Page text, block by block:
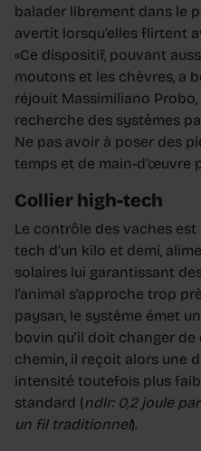
balader librement dans le
avertit lorsqu’elles flirtent
«Ce dispositif, pouvant
moutons et les chèvres, a
réjouit Massimiliano
recherche des systèmes
Ne pas avoir à poser des
temps et de main-d’œuvre
Collier high-tech
Le contrôle des vaches
tech d’un kilo et demi,
solaires lui garantissant
l’animal s’approche trop
paysan, le système émet
bovin qu’il doit changer de
chemin, il reçoit alors une
intensité toutefois plus
standard (ndlr: 0,2 joule
un fil traditionnel).